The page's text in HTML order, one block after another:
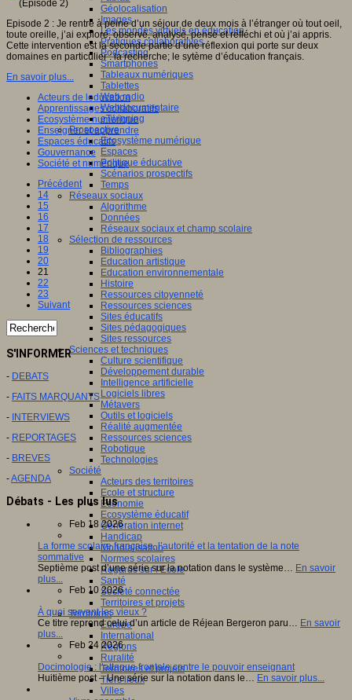
Géolocalisation
Images
Les mondes virtuels en éducation
Pratiques collaboratives
Podcasting
Smartphones
Tableaux numériques
Tablettes
Web radio
Webdocumentaire
eTwinning
Prospective
Ecosystème numérique
Espaces
Politique éducative
Scénarios prospectifs
Temps
Réseaux sociaux
Algorithme
Données
Réseaux sociaux et champ scolaire
Sélection de ressources
Bibliographies
Education artistique
Education environnementale
Histoire
Ressources citoyenneté
Ressources sciences
Sites éducatifs
Sites pédagogiques
Sites ressources
Sciences et techniques
Culture scientifique
Développement durable
Intelligence artificielle
Logiciels libres
Métavers
Outils et logiciels
Réalité augmentée
Ressources sciences
Robotique
Technologies
Société
Acteurs des territoires
Ecole et structure
Economie
Ecosystème éducatif
Génération internet
Handicap
Mondialisation
Normes scolaires
Regards sur l’Ecole
Santé
Société connectée
Territoires et projets
Territoires
Europe
International
Régions
Ruralité
Territoires et projets
Tiers lieux
Villes
Episode 2 : Je rentre à peine d’un séjour de deux mois à l’étranger où tout oeil,
toute oreille, j’ai exploré, observé, analysé, pensé et réfléchi et où j’ai appris.
Cette intervention est la seconde partie d’une réflexion qui porte sur deux
domaines en particulier : la recherche; le sytème d’éducation français.
En savoir plus...
Acteurs de leducation
Apprentissages collaboratifs
Ecosystème numérique
Enseigner et apprendre
Espaces éducatifs
Gouvernance
Société et numérique
Précédent
14
15
16
17
18
19
20
21
22
23
Suivant
S'INFORMER
- DEBATS
- FAITS MARQUANTS
- INTERVIEWS
- REPORTAGES
- BREVES
-AGENDA
Débats - Les plus lus
Feb 18 2026
La forme scolaire française, l’autorité et la tentation de la note
sommative
Septième post d’une série sur la notation dans le système… En savoir
plus...
Feb 10 2026
À quoi servent les vieux ?
Ce titre reprend celui d’un article de Réjean Bergeron paru… En savoir
plus...
Feb 24 2026
Docimologie : l’attaque frontale contre le pouvoir enseignant
Huitième post – Une série sur la notation dans le… En savoir plus...